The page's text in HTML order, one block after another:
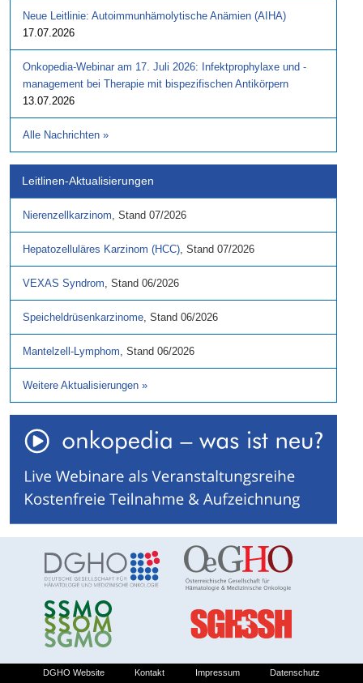
Neue Leitlinie: Autoimmunhämolytische Anämien (AIHA)
17.07.2026
Onkopedia-Webinar am 17. Juli 2026: Infektprophylaxe und -
management bei Therapie mit bispezifischen Antikörpern
13.07.2026
Alle Nachrichten »
Leitlinen-Aktualisierungen
Nierenzellkarzinom, Stand 07/2026
Hepatozelluläres Karzinom (HCC), Stand 07/2026
VEXAS Syndrom, Stand 06/2026
Speicheldrüsenkarzinome, Stand 06/2026
Mantelzell-Lymphom, Stand 06/2026
Weitere Aktualisierungen »
DGHO Website Kontakt Impressum Datenschutz